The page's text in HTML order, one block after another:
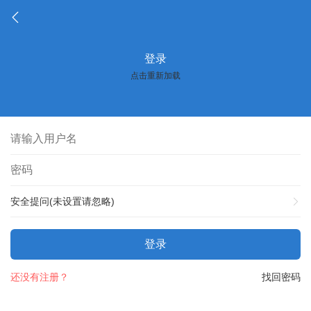
登录
点击重新加载
安全提问(未设置请忽略)
登录
找回密码
还没有注册？